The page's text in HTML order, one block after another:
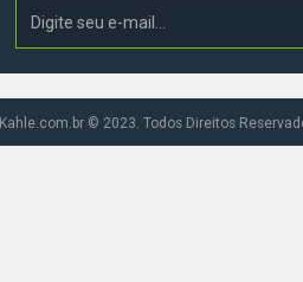
Kahle.com.br © 2023. Todos Direitos